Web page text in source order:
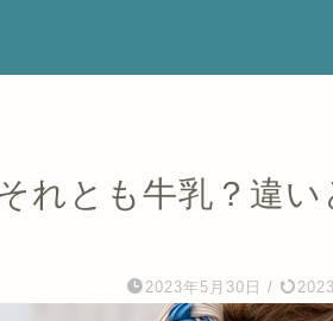
れとも牛乳？違い
2023年5月30日 / 2023